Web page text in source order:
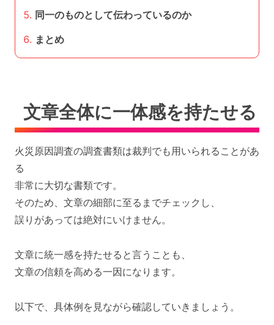
同一のものとして伝わっているのか
まとめ
文章全体に一体感を持たせる
火災原因調査の調査書類は裁判でも用いられることがあ
る
非常に大切な書類です。
そのため、文章の細部に至るまでチェックし、
誤りがあっては絶対にいけません。
文章に統一感を持たせると言うことも、
文章の信頼を高める一因になります。
以下で、具体例を見ながら確認していきましょう。